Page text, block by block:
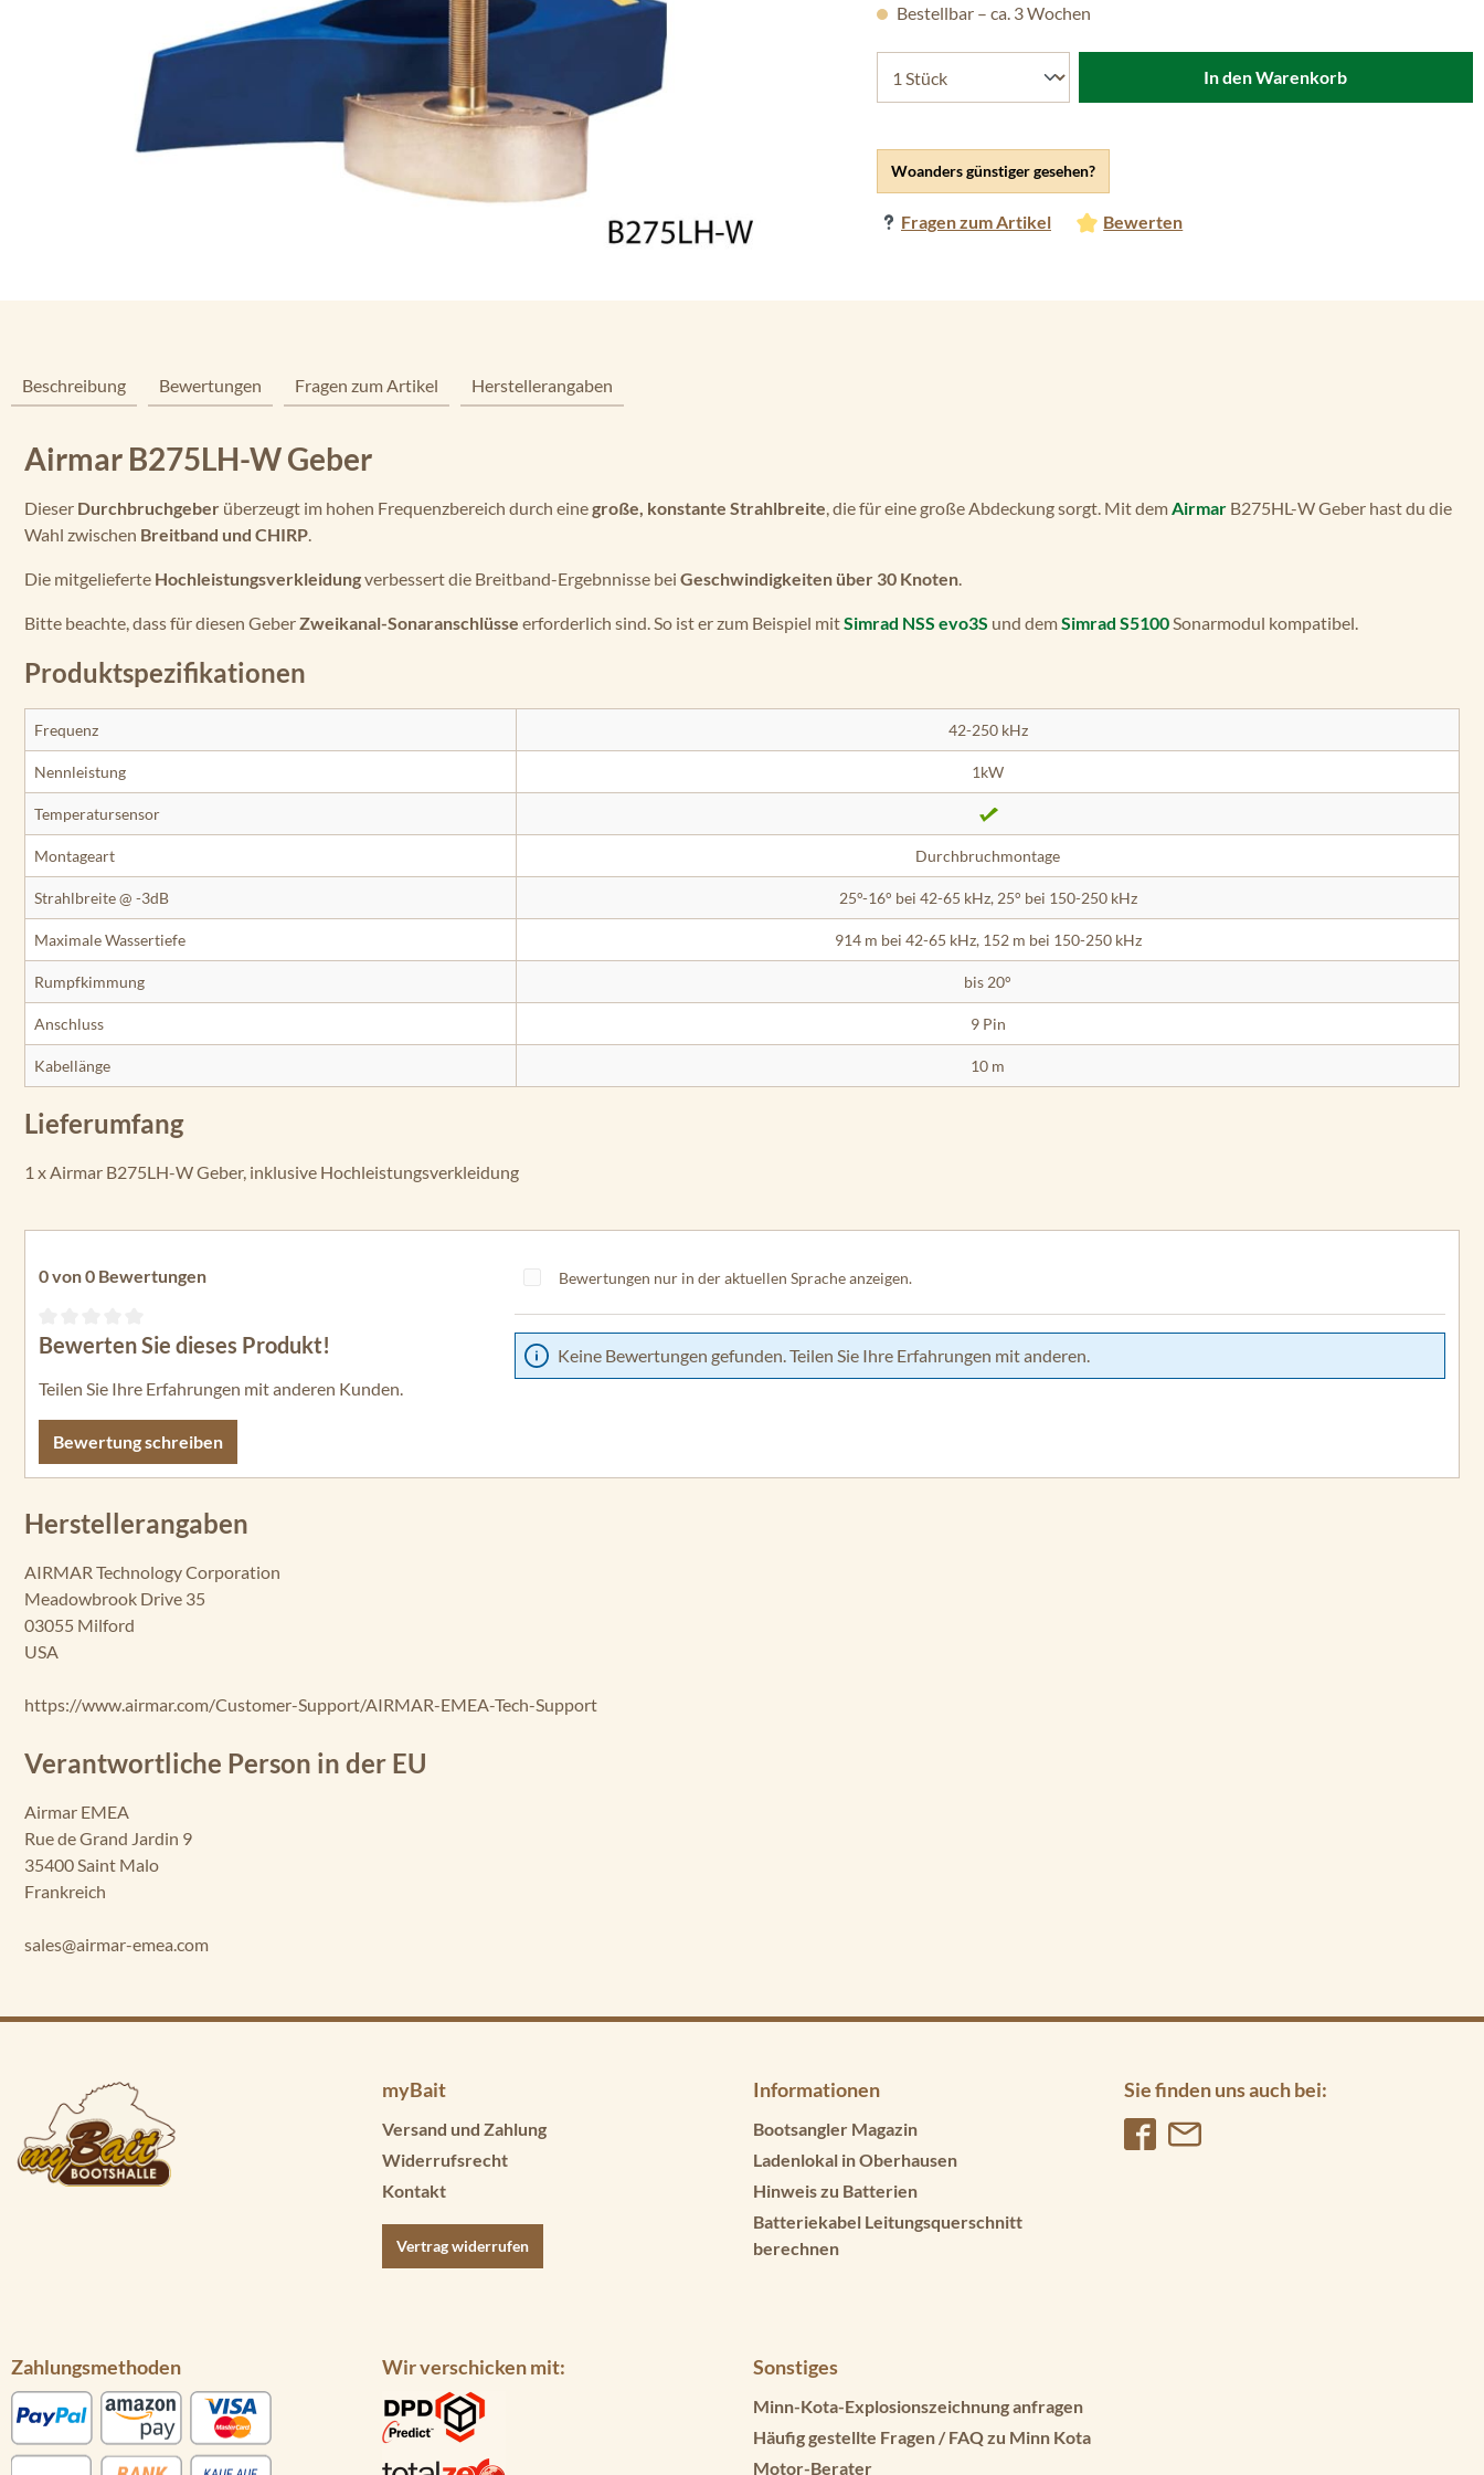
Woanders günstiger gesehen?
Fragen zum Artikel Bewerten
Bestellbar – ca. 3 Wochen
In den Warenkorb
Beschreibung Bewertungen Fragen zum Artikel Herstellerangaben
Airmar B275LH-W Geber
Dieser Durchbruchgeber überzeugt im hohen Frequenzbereich durch einegroße, konstante Strahlbreite, die für eine große Abdeckung sorgt. Mit demAirmar B275HL-W Geber hast du die
Wahl zwischen Breitband und CHIRP.
Die mitgelieferte Hochleistungsverkleidungverbessert die Breitband-Ergebnnisse bei Geschwindigkeiten über 30 Knoten.
Bitte beachte, dass für diesen GeberZweikanal-Sonaranschlüsse erforderlich sind. So ist er zum Beispiel mitSimrad NSS evo3S und demSimrad S5100Sonarmodul kompatibel.
Produktspezifikationen
Frequenz 42-250 kHz
Nennleistung 1kW
Temperatursensor
Montageart Durchbruchmontage
Strahlbreite @ -3dB 25°-16° bei 42-65 kHz, 25° bei 150-250 kHz
Maximale Wassertiefe 914 m bei 42-65 kHz, 152 m bei 150-250 kHz
Rumpfkimmung bis 20°
Anschluss 9 Pin
Kabellänge 10 m
Lieferumfang
1 x Airmar B275LH-W Geber, inklusive Hochleistungsverkleidung
0 von 0 Bewertungen
Durchschnittliche Bewertung von 0 von 5 Sternen
Bewerten Sie dieses Produkt!
Teilen Sie Ihre Erfahrungen mit anderen Kunden.
Bewertung schreiben
Bewertungen nur in der aktuellen Sprache anzeigen.
Keine Bewertungen gefunden. Teilen Sie Ihre Erfahrungen mit anderen.
Herstellerangaben
AIRMAR Technology Corporation
Meadowbrook Drive 35
03055 Milford
USA
https://www.airmar.com/Customer-Support/AIRMAR-EMEA-Tech-Support
Verantwortliche Person in der EU
Airmar EMEA
Rue de Grand Jardin 9
35400 Saint Malo
Frankreich
sales@airmar-emea.com
myBait
Versand und Zahlung
Widerrufsrecht
Kontakt
Vertrag widerrufen
Informationen
Bootsangler Magazin
Ladenlokal in Oberhausen
Hinweis zu Batterien
Batteriekabel Leitungsquerschnitt
berechnen
Sie finden uns auch bei:
Zahlungsmethoden Wir verschicken mit: Sonstiges
Minn-Kota-Explosionszeichnung anfragen
Häufig gestellte Fragen / FAQ zu Minn Kota
Motor-Berater